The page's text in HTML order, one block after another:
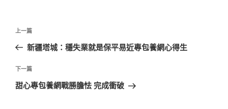
文
導
覽
上
一
文
章
上一篇
新疆塔城：穩失業就是保平易近專包養網心得生
下
一
下一篇
甜心專包養網戰勝膽怯 完成衝破